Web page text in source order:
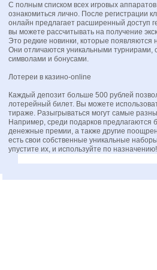
С полным списком всех игровых
ознакомиться лично. После регистрации
онлайн предлагает расширенный доступ
вы можете рассчитывать на получение
Это редкие новинки, которые появляются
Они отличаются уникальными турнирами,
символами и бонусами.
Лотереи в казино-online
Каждый депозит больше 500 рублей
лотерейный билет. Вы можете
тираже. Разыгрываться могут самые
Например, среди подарков предлагаются
денежные премии, а также другие
есть свои собственные уникальные
упустите их, и используйте по назначению!